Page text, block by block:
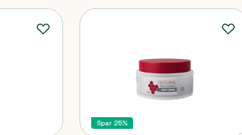
Spar 25%